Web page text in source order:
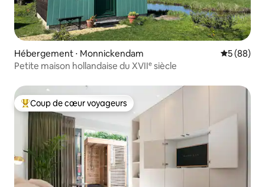
Hébergement ⋅ Monnickendam
5 (88)
Petite maison hollandaise du XVIIᵉ siècle
Coups de cœur voyageurs les plus appréciés
Coup de cœur voyageurs